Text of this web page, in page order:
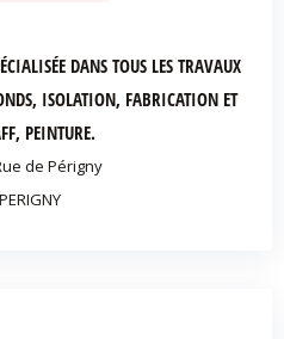
DANS TOUS LES TRAVAUX
ISOLATION, FABRICATION ET
PEINTURE.
de Périgny